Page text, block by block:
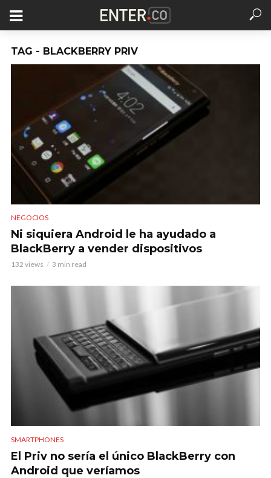
TAG - BLACKBERRY PRIV
NEGOCIOS
Ni siquiera Android le ha ayudado a
BlackBerry a vender dispositivos
132 views 3 min read
SMARTPHONES
El Priv no sería el único BlackBerry con
Android que veríamos